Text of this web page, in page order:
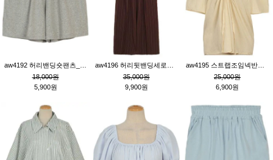
18,000원
5,900원
35,000원
9,900원
25,000원
6,900원